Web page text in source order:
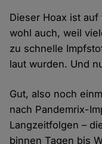
Dieser Hoax ist
wohl auch, weil
zu schnelle
laut wurden. Und
Gut, also noch
nach Pandemrix-
Langzeitfolgen –
binnen Tagen bis